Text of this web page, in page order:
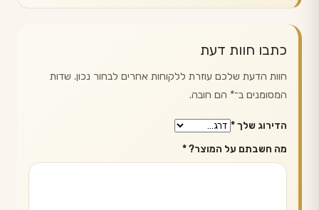
כתבו חוות דעת
חוות הדעת שלכם עוזרת ללקוחות אחרים לבחור נכון. שדות
המסומנים ב־* הם חובה.
הדירוג שלך*
מה חשבתם על המוצר?*